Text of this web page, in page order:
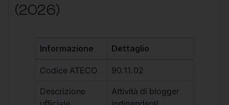
(2026)
Informazione Dettaglio
Codice ATECO 90.11.02
Descrizione
Attività di blogger